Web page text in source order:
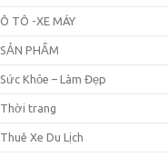
Ô TÔ -XE MÁY
SẢN PHẨM
Sức Khỏe – Làm Đẹp
Thời trang
Thuê Xe Du Lịch